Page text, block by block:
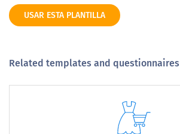
USAR ESTA PLANTILLA
Related templates and questionnaires